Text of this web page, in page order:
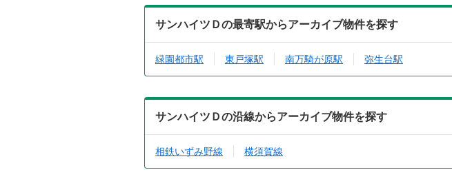
サンハイツＤの最寄駅からアーカイブ物件を探す
緑園都市駅 東戸塚駅 南万騎が原駅 弥生台駅
サンハイツＤの沿線からアーカイブ物件を探す
相鉄いずみ野線 横須賀線